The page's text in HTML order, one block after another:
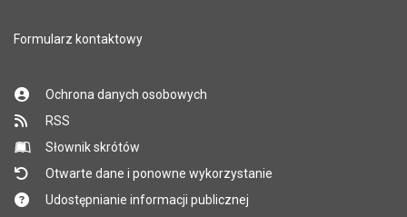
Formularz kontaktowy
Ochrona danych osobowych
RSS
Słownik skrótów
Otwarte dane i ponowne wykorzystanie
Udostępnianie informacji publicznej